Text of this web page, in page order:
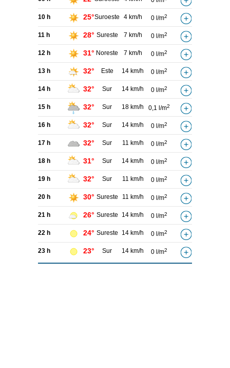
10 h 25°Suroeste 4 km/h 0 l/m2
11 h 28° Sureste 7 km/h 0 l/m2
12 h 31° Noreste 7 km/h 0 l/m2
13 h 32° Este 14 km/h 0 l/m2
14 h 32° Sur 14 km/h 0 l/m2
15 h 32° Sur 18 km/h 0,1 l/m2
16 h 32° Sur 14 km/h 0 l/m2
17 h 32° Sur 11 km/h 0 l/m2
18 h 31° Sur 14 km/h 0 l/m2
19 h 32° Sur 11 km/h 0 l/m2
20 h 30° Sureste 11 km/h 0 l/m2
21 h 26° Sureste 14 km/h 0 l/m2
22 h 24° Sureste 14 km/h 0 l/m2
23 h 23° Sur 14 km/h 0 l/m2